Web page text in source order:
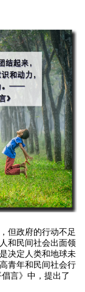
但政府的行动不足
和民间社会出面领
决定人类和地球未
青年和民间社会行
言》中，提出了